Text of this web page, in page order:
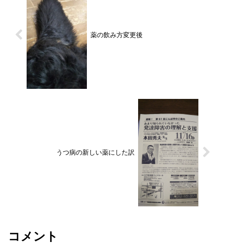
薬の飲み方変更後
うつ病の新しい薬にした訳
コメント